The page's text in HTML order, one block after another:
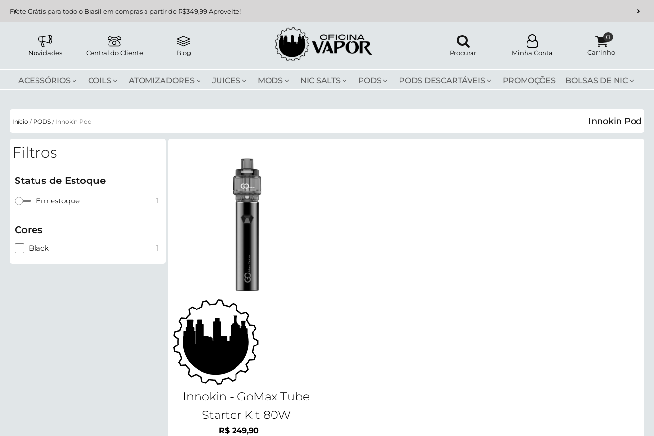
Frete Grátis para todo o Brasil em compras a partir de R$349,99 Aproveite!
Novidades Central do Cliente Blog Procurar Minha Conta Carrinho
ACESSÓRIOS COILS ATOMIZADORES JUICES MODS NIC SALTS PODS PODS DESCARTÁVEIS PROMOÇÕES BOLSAS DE NIC
Início / PODS / Innokin Pod Innokin Pod
Filtros
Status de Estoque
Em estoque 1
Cores
Black 1
Innokin - GoMax Tube
Starter Kit 80W
R$249,90